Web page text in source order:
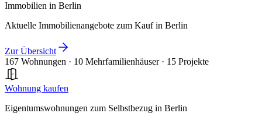
Immobilien in Berlin
Aktuelle Immobilienangebote zum Kauf in Berlin
Zur Übersicht
167 Wohnungen · 10 Mehrfamilienhäuser · 15 Projekte
Wohnung kaufen
Eigentumswohnungen zum Selbstbezug in Berlin